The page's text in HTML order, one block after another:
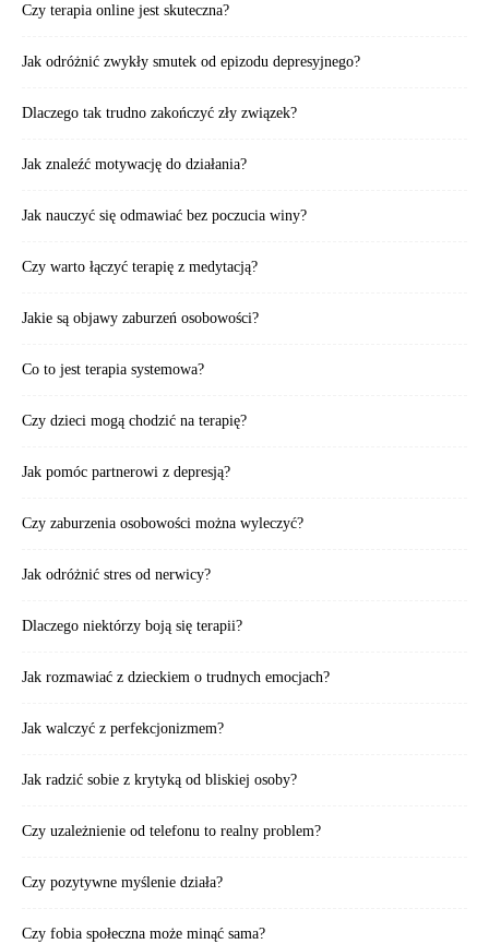
Czy terapia online jest skuteczna?
Jak odróżnić zwykły smutek od epizodu depresyjnego?
Dlaczego tak trudno zakończyć zły związek?
Jak znaleźć motywację do działania?
Jak nauczyć się odmawiać bez poczucia winy?
Czy warto łączyć terapię z medytacją?
Jakie są objawy zaburzeń osobowości?
Co to jest terapia systemowa?
Czy dzieci mogą chodzić na terapię?
Jak pomóc partnerowi z depresją?
Czy zaburzenia osobowości można wyleczyć?
Jak odróżnić stres od nerwicy?
Dlaczego niektórzy boją się terapii?
Jak rozmawiać z dzieckiem o trudnych emocjach?
Jak walczyć z perfekcjonizmem?
Jak radzić sobie z krytyką od bliskiej osoby?
Czy uzależnienie od telefonu to realny problem?
Czy pozytywne myślenie działa?
Czy fobia społeczna może minąć sama?